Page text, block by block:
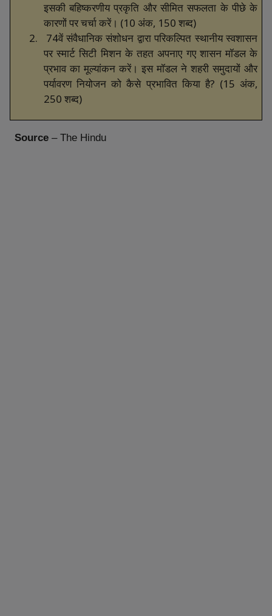
इसकी बहिष्करणीय प्रकृति और सीमित सफलता के पीछे के
कारणोंपरचर्चाकरें। (10 अंक, 150 शब्द)
2.
74वें संवैधानिक संशोधन द्वारा परिकल्पित स्थानीय स्वशासन
पर स्मार्ट सिटी मिशन के तहत अपनाए गए शासन मॉडल के
प्रभाव का मूल्यांकन करें। इस मॉडल ने शहरी समुदायों और
पर्यावरण नियोजन को कैसे प्रभावित किया है? (15अंक,
250 शब्द)
Source – The Hindu